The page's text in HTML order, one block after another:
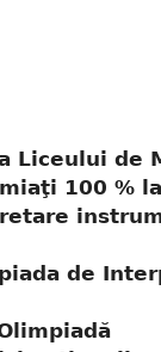
Liceului de
100 % la
de